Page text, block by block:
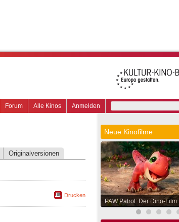
Anmelden
Alle Kinos
Forum
Originalversionen
Drucken
Neue Kinofilme
PAW Patrol: Der Dino-Film